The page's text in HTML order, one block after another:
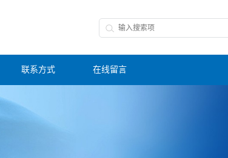
联系方式 在线留言